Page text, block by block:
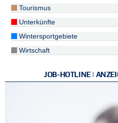
Tourismus
Unterkünfte
Wintersportgebiete
Wirtschaft
JOB-HOTLINE |